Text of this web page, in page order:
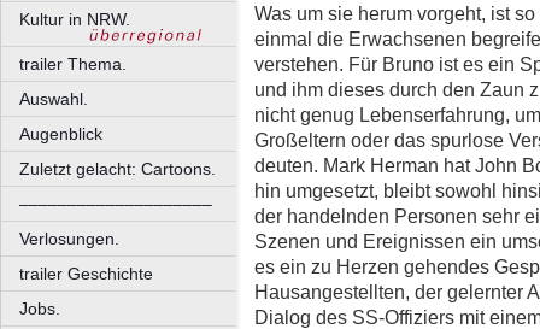
Kultur in NRW.
trailer Thema.
Auswahl.
Augenblick
Zuletzt gelacht: Cartoons.
––––––––––––––––––––
Verlosungen.
trailer Geschichte
Jobs.
Was um sie herum vorgeht, ist
einmal die Erwachsenen
verstehen. Für Bruno ist es ein
und ihm dieses durch den Zaun
nicht genug Lebenserfahrung,
Großeltern oder das spurlose
deuten. Mark Herman hat John
hin umgesetzt, bleibt sowohl
der handelnden Personen sehr
Szenen und Ereignissen ein
es ein zu Herzen gehendes
Hausangestellten, der gelernter
Dialog des SS-Offiziers mit